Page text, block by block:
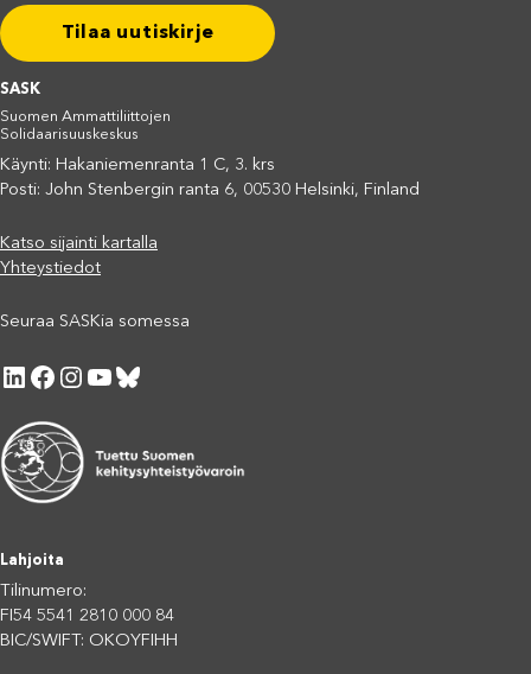
Tilaa uutiskirje
SASK
Suomen Ammattiliittojen
Solidaarisuuskeskus
Käynti: Hakaniemenranta 1 C, 3. krs
Posti: John Stenbergin ranta 6, 00530 Helsinki, Finland
Katso sijainti kartalla
Yhteystiedot
Seuraa SASKia somessa
LinkedIn Facebook Instagram YouTube Bluesky
Lahjoita
Tilinumero:
FI54 5541 2810 000 84
BIC/SWIFT: OKOYFIHH